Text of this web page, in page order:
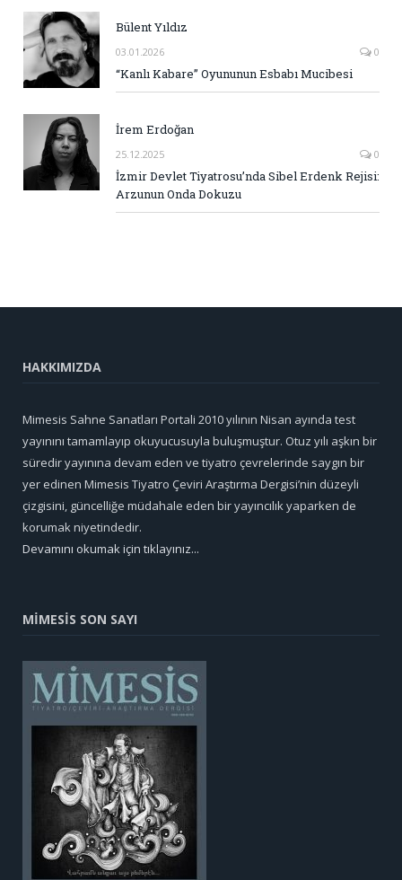
Bülent Yıldız
03.01.2026 0
“Kanlı Kabare” Oyununun Esbabı Mucibesi
İrem Erdoğan
25.12.2025 0
İzmir Devlet Tiyatrosu’nda Sibel Erdenk Rejisi:
Arzunun Onda Dokuzu
HAKKIMIZDA
Mimesis Sahne Sanatları Portali 2010 yılının Nisan ayında test
yayınını tamamlayıp okuyucusuyla buluşmuştur. Otuz yılı aşkın bir
süredir yayınına devam eden ve tiyatro çevrelerinde saygın bir
yer edinen Mimesis Tiyatro Çeviri Araştırma Dergisi’nin düzeyli
çizgisini, güncelliğe müdahale eden bir yayıncılık yaparken de
korumak niyetindedir.
Devamını okumak için tıklayınız...
MİMESİS SON SAYI